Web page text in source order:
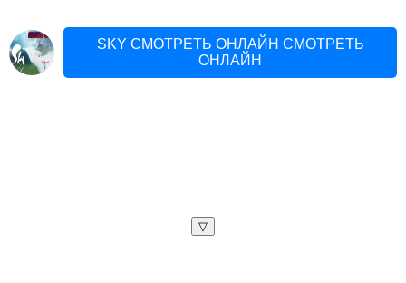
SKY СМОТРЕТЬ ОНЛАЙН СМОТРЕТЬ
ОНЛАЙН
▽